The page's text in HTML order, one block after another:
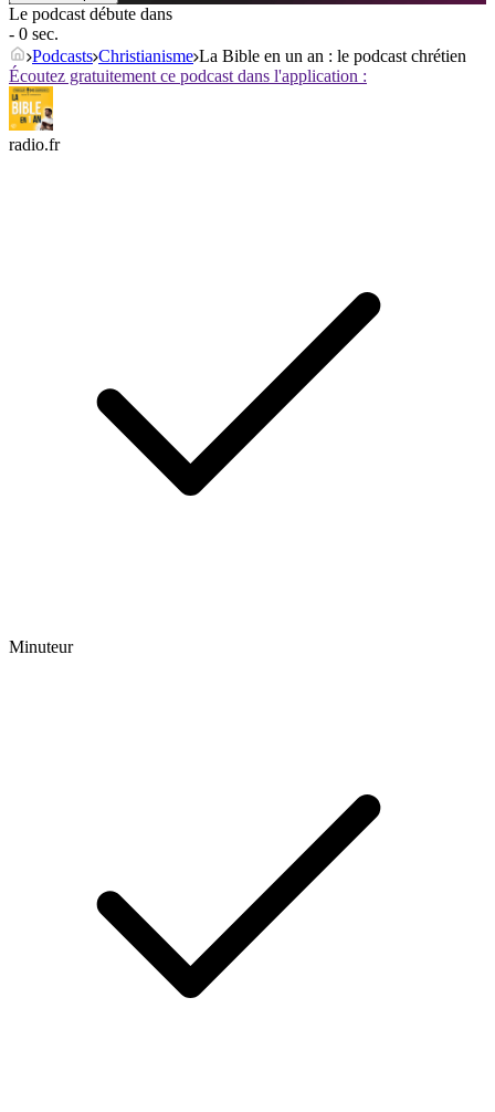
Le podcast débute dans
- 0 sec.
Podcasts Christianisme La Bible en un an : le podcast chrétien
Écoutez gratuitement ce podcast dans l'application :
radio.fr
Minuteur